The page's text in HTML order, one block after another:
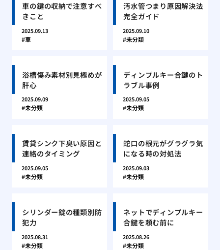
車の鍵の収納で注意すべ
きこと
2025.09.13
車
汚水管つまり原因解決法
完全ガイド
2025.09.10
未分類
浴槽傷み素材別見極めが
肝心
2025.09.09
未分類
ディンプルキー合鍵のト
ラブル事例
2025.09.05
未分類
賃貸シンク下臭い原因と
連絡のタイミング
2025.09.05
未分類
蛇口の根元がグラグラ気
になる時の対処法
2025.09.03
未分類
シリンダー錠の種類別防
犯力
2025.08.31
未分類
ネットでディンプルキー
合鍵を頼む前に
2025.08.26
未分類